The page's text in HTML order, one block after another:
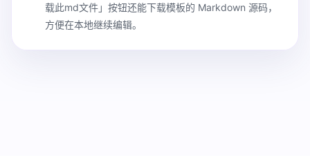
载此md文件」按钮还能下载模板的 Markdown 源码，
方便在本地继续编辑。